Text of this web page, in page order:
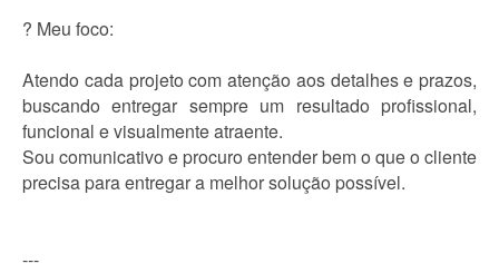
? Meu foco:
Atendo cada projeto com atenção aos detalhes e prazos,
buscando entregar sempre um resultado profissional,
funcional e visualmente atraente.
Sou comunicativo e procuro entender bem o que o cliente
precisa para entregar a melhor solução possível.
---